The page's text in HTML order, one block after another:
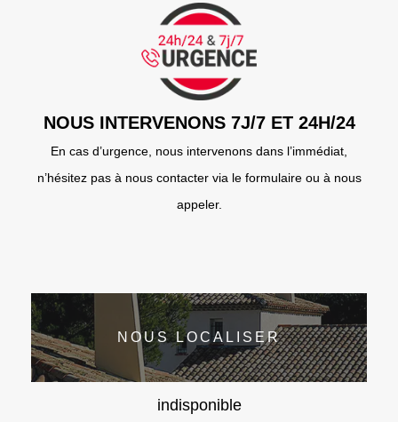
NOUS INTERVENONS 7J/7 ET 24H/24
En cas d’urgence, nous intervenons dans l’immédiat,
n’hésitez pas à nous contacter via le formulaire ou à nous
appeler.
NOUS LOCALISER
indisponible